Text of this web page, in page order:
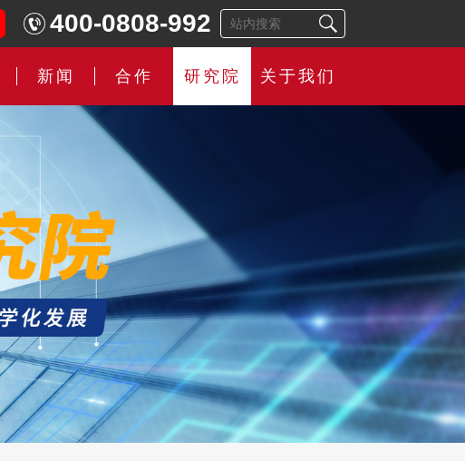
400-0808-992
新闻 合作 研究院 关于我们